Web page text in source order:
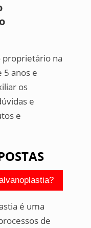
proprietário na
5 anos e
os
e
e
é uma
de